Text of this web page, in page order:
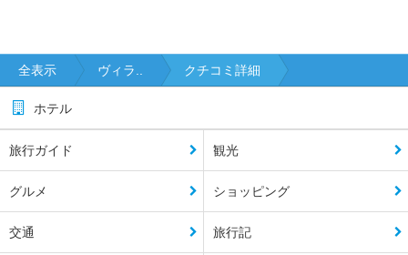
全表示 ヴィラ.. クチコミ詳細
ホテル
旅行ガイド 観光
グルメ ショッピング
交通 旅行記